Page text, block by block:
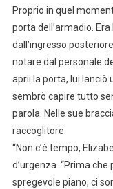
Proprio in quel
porta dell’armadio.
dall’ingresso
notare dal personale
aprii la porta, lui lanciò
sembrò capire tutto
parola. Nelle sue
raccoglitore.
“Non c’è tempo,
d’urgenza. “Prima
spregevole piano, ci